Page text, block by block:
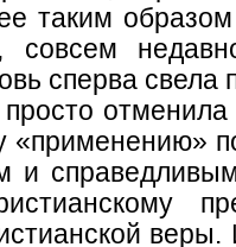
таким
совсем
сперва свела
«применению»
и
веры.